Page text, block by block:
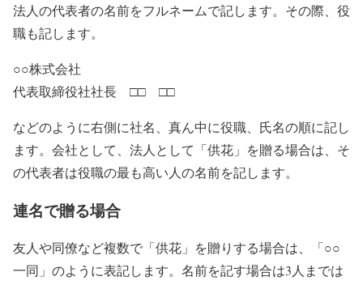
法人の代表者の名前をフルネームで記します。その際、役
職も記します。
○○株式会社
代表取締役社社長 □□ □□
などのように右側に社名、真ん中に役職、氏名の順に記し
ます。会社として、法人として「供花」を贈る場合は、そ
の代表者は役職の最も高い人の名前を記します。
連名で贈る場合
友人や同僚など複数で「供花」を贈りする場合は、「○○
一同」のように表記します。名前を記す場合は3人までは